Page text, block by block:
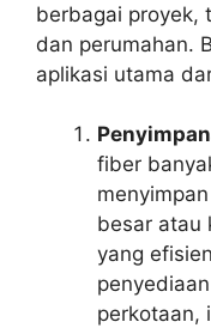
berbagai proyek,
dan perumahan.
aplikasi utama
fiber
besar atau
yang
perkotaan,